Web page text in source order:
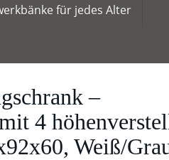
für jedes Alter
–
4
Weiß/